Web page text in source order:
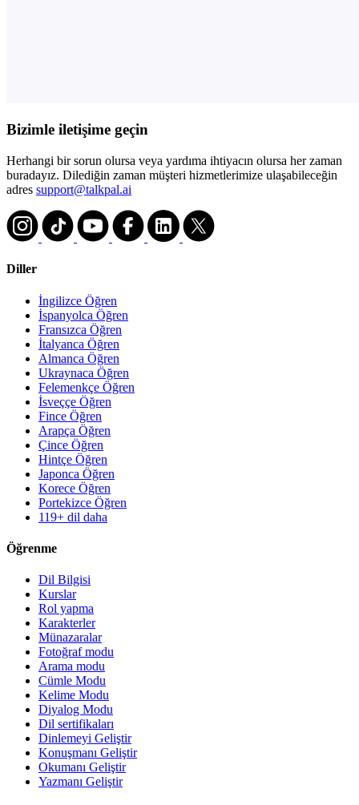
Bizimle iletişime geçin
Herhangi bir sorun olursa veya yardıma ihtiyacın olursa her zaman
buradayız. Dilediğin zaman müşteri hizmetlerimize ulaşabileceğin
adres support@talkpal.ai
Diller
İngilizce Öğren
İspanyolca Öğren
Fransızca Öğren
İtalyanca Öğren
Almanca Öğren
Ukraynaca Öğren
Felemenkçe Öğren
İsveççe Öğren
Fince Öğren
Arapça Öğren
Çince Öğren
Hintçe Öğren
Japonca Öğren
Korece Öğren
Portekizce Öğren
119+ dil daha
Öğrenme
Dil Bilgisi
Kurslar
Rol yapma
Karakterler
Münazaralar
Fotoğraf modu
Arama modu
Cümle Modu
Kelime Modu
Diyalog Modu
Dil sertifikaları
Dinlemeyi Geliştir
Konuşmanı Geliştir
Okumanı Geliştir
Yazmanı Geliştir